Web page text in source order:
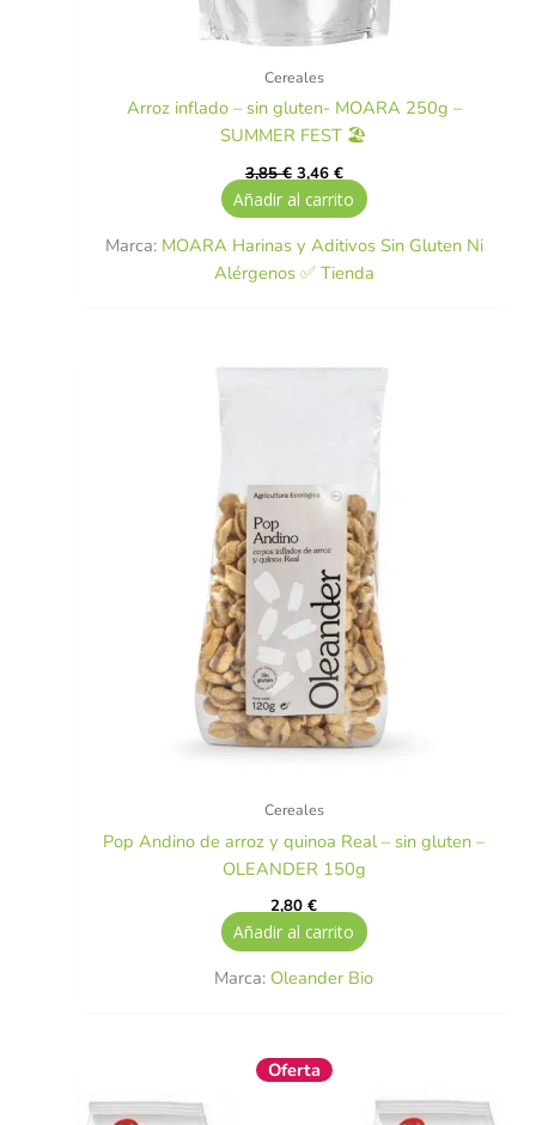
Cereales
Arroz inflado – sin gluten- MOARA 250g –
SUMMER FEST 🏖️
3,85€ 3,46 €
Añadir al carrito
Marca: MOARA Harinas y Aditivos Sin Gluten Ni
Alérgenos ✅ Tienda
Cereales
Pop Andino de arroz y quinoa Real – sin gluten –
OLEANDER 150g
2,80€
Añadir al carrito
Marca: Oleander Bio
Oferta
El
precio
actual